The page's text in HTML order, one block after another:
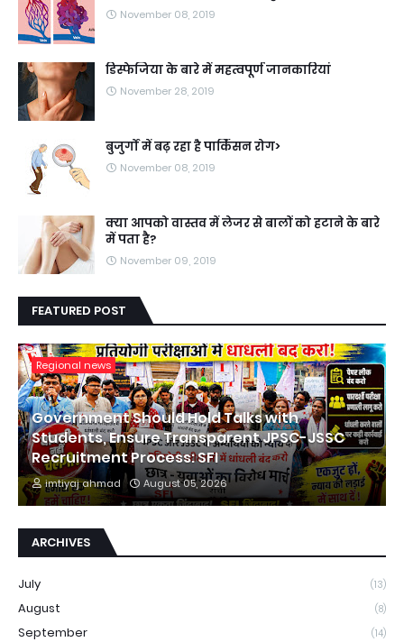
November 08, 2019
डिस्फेजिया के बारे में महत्वपूर्ण जानकारियां
November 28, 2019
बुजुर्गों में बढ़ रहा है पार्किंसन रोग>
November 08, 2019
क्या आपको वास्तव में लेजर से बालों को हटाने के बारे
में पता है?
November 09, 2019
FEATURED POST
Regional news
Government Should Hold Talks with
Students, Ensure Transparent JPSC-JSSC
Recruitment Process: SFI
imtiyaj ahmad August 05, 2026
ARCHIVES
July (13)
August (8)
September (14)